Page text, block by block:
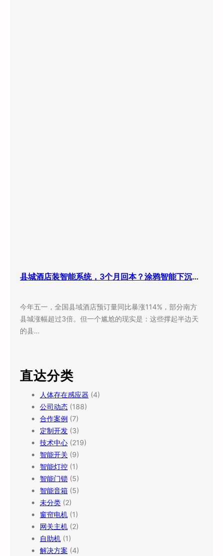
县城酒店装智能系统，3个月回本？涂鸦智能下沉市场打法曝光
今年五一，全国县域酒店预订量同比暴涨114%，部分南方
县城涨幅超过3倍。但一个尴尬的现实是：这些撑起半边天
的县…
直达分类
人体存在感应器 (4)
公司动态 (188)
合作案例 (7)
定制开发 (3)
技术中心 (219)
智能开关 (9)
智能灯控 (1)
智能门锁 (5)
智能音箱 (5)
未分类 (2)
窗帘电机 (1)
网关主机 (2)
自助机 (1)
解决方案 (4)